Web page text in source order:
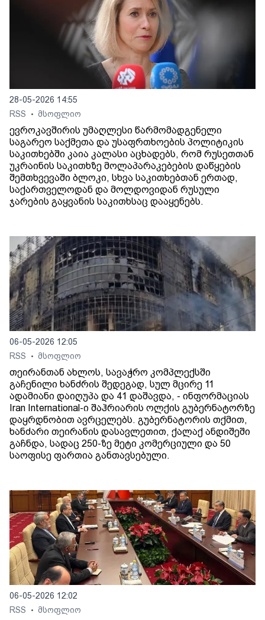
28-05-2026 14:55
RSS
• მსოფლიო
ევროკავშირის უმაღლესი წარმომადგენელი
საგარეო საქმეთა და უსაფრთხოების პოლიტიკის
საკითხებში კაია კალასი აცხადებს, რომ რუსეთთან
უკრაინის საკითხზე მოლაპარაკებების დაწყების
შემთხვევაში ბლოკი, სხვა საკითხებთან ერთად,
საქართველოდან და მოლდოვიდან რუსული
ჯარების გაყვანის საკითხსაც დააყენებს.
06-05-2026 12:05
RSS
• მსოფლიო
თეირანთან ახლოს, სავაჭრო კომპლექსში
გაჩენილი ხანძრის შედეგად, სულ მცირე 11
ადამიანი დაიღუპა და 41 დაშავდა, - ინფორმაციას
Iran International-ი შაჰრიარის ოლქის გუბერნატორზე
დაყრდნობით ავრცელებს. გუბერნატორის თქმით,
ხანძარი თეირანის დასავლეთით, ქალაქ ანდიშეში
გაჩნდა, სადაც 250-ზე მეტი კომერციული და 50
საოფისე ფართია განთავსებული.
06-05-2026 12:02
RSS
• მსოფლიო